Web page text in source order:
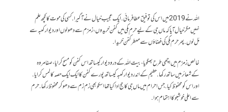
اللہ نے 2019 میں اس کی توفیق عطا فرمائی. ایک عجیب خیال نے آ گیرا. کسی کی موت کا کچھ علم
نہیں مگر خیال آیا کہ ماں جی کے لیے حرم مکی میں کفن خریدوں، زمزم سے دھو لوں اور دیوار کعبہ سے
مَل لوں. پھر حرم مکی کی فضاؤں سے معطر کفن خریدا.
خالص زمزم میں اچھی طرح بھگویا، بیت اللہ کے در و دیوار کیساتھ اس کفن کو مسح کرایا، صفا مروہ
کے شعائر میں ساتھ رکھا. حطیم کے اندر دیوار کعبہ کیساتھ پورے کفن کا ایک ایک حصہ کا لمس کرایا.
اور اس کو محفوظ کیا. جس احرام میں ماں جی کا حج ادا کیا تھا اسکو بھی زم زم سے دھو کر محفوظ رکھا. حرم
سے اعلی خوشبو کا اہتمام ہوا.